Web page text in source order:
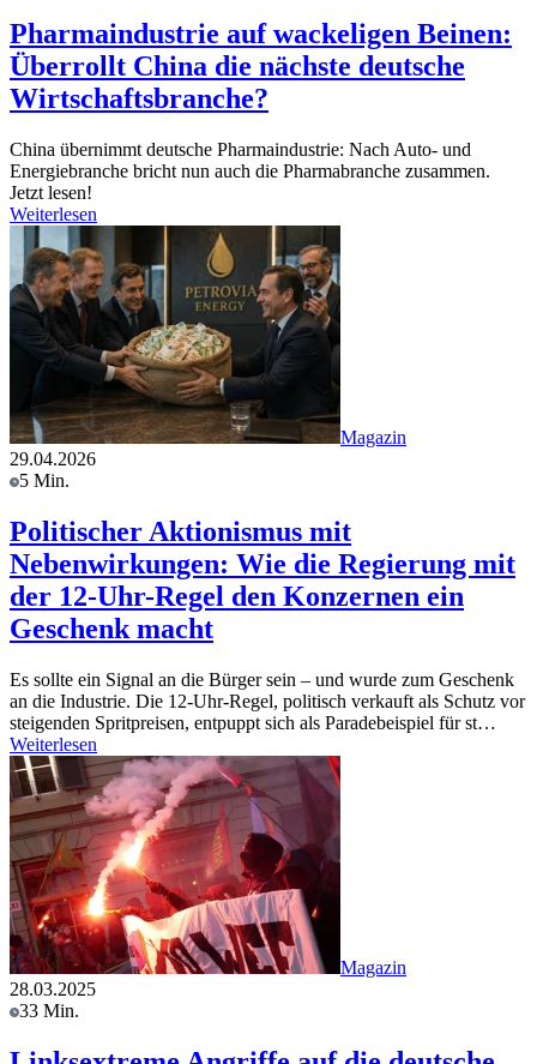
Pharmaindustrie auf wackeligen Beinen:
Überrollt China die nächste deutsche
Wirtschaftsbranche?
China übernimmt deutsche Pharmaindustrie: Nach Auto- und
Energiebranche bricht nun auch die Pharmabranche zusammen.
Jetzt lesen!
Weiterlesen
Magazin
29.04.2026
5 Min.
Politischer Aktionismus mit
Nebenwirkungen: Wie die Regierung mit
der 12-Uhr-Regel den Konzernen ein
Geschenk macht
Es sollte ein Signal an die Bürger sein – und wurde zum Geschenk
an die Industrie. Die 12-Uhr-Regel, politisch verkauft als Schutz vor
steigenden Spritpreisen, entpuppt sich als Paradebeispiel für st…
Weiterlesen
Magazin
28.03.2025
33 Min.